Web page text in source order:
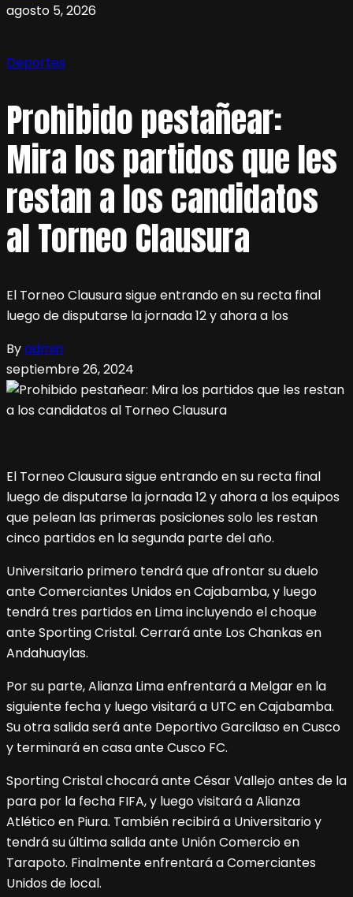
agosto 5, 2026
Deportes
Prohibido pestañear:
Mira los partidos que les
restan a los candidatos
al Torneo Clausura
El Torneo Clausura sigue entrando en su recta final
luego de disputarse la jornada 12 y ahora a los
Byadmin
septiembre 26, 2024
El Torneo Clausura sigue entrando en su recta final
luego de disputarse la jornada 12 y ahora a los equipos
que pelean las primeras posiciones solo les restan
cinco partidos en la segunda parte del año.
Universitario primero tendrá que afrontar su duelo
ante Comerciantes Unidos en Cajabamba, y luego
tendrá tres partidos en Lima incluyendo el choque
ante Sporting Cristal. Cerrará ante Los Chankas en
Andahuaylas.
Por su parte, Alianza Lima enfrentará a Melgar en la
siguiente fecha y luego visitará a UTC en Cajabamba.
Su otra salida será ante Deportivo Garcilaso en Cusco
y terminará en casa ante Cusco FC.
Sporting Cristal chocará ante César Vallejo antes de la
para por la fecha FIFA, y luego visitará a Alianza
Atlético en Piura. También recibirá a Universitario y
tendrá su última salida ante Unión Comercio en
Tarapoto. Finalmente enfrentará a Comerciantes
Unidos de local.